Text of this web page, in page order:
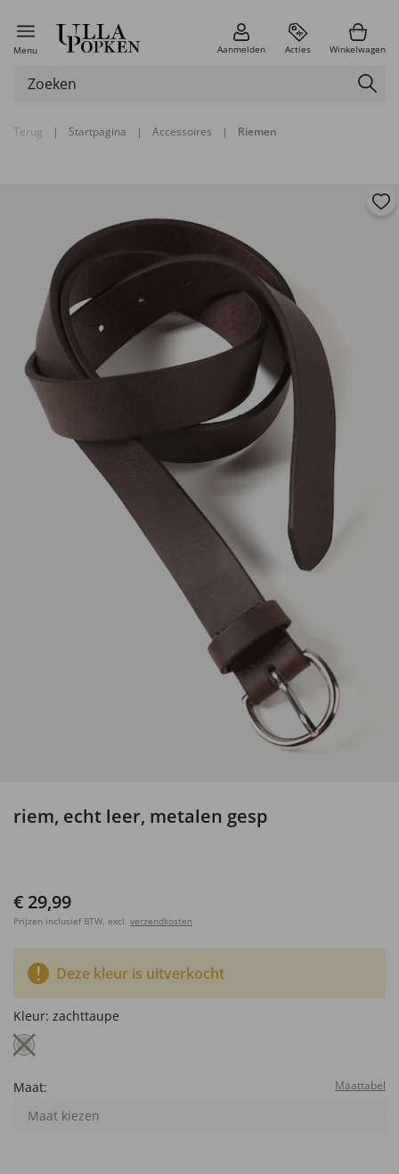
Menu Aanmelden Acties Winkelwagen
Terug | Startpagina | Accessoires | Riemen
riem, echt leer, metalen gesp
€ 29,99
Prijzen inclusief BTW, excl. verzendkosten
Deze kleur is uitverkocht
Kleur: zachttaupe
Maat: Maattabel
Maat kiezen